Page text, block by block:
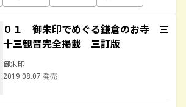
０１ 御朱印でめぐる鎌倉のお寺 三
十三観音完全掲載 三訂版
御朱印
2019.08.07 発売